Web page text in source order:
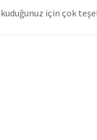
için çok